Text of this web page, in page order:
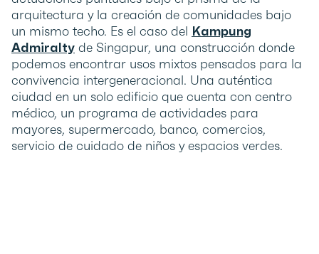
arquitectura y la creación de comunidades bajo
un mismo techo. Es el caso del Kampung
Admiralty de Singapur, una construcción donde
podemos encontrar usos mixtos pensados para la
convivencia intergeneracional. Una auténtica
ciudad en un solo edificio que cuenta con centro
médico, un programa de actividades para
mayores, supermercado, banco, comercios,
servicio de cuidado de niños y espacios verdes.